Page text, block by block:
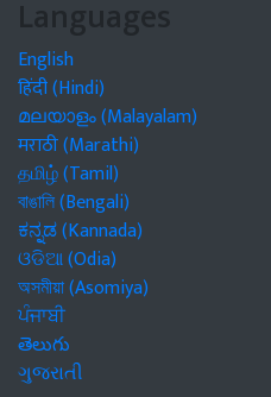
Languages
English
हिंदी (Hindi)
മലയാളം (Malayalam)
मराठी (Marathi)
தமிழ் (Tamil)
বাঙালি (Bengali)
ಕನ್ನಡ (Kannada)
ଓଡିଆ (Odia)
অসমীয়া (Asomiya)
ਪੰਜਾਬੀ
తెలుగు
ગુજરાતી